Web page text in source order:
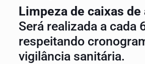
Limpeza de caixas de
Será realizada a cada
respeitando
vigilância sanitária.